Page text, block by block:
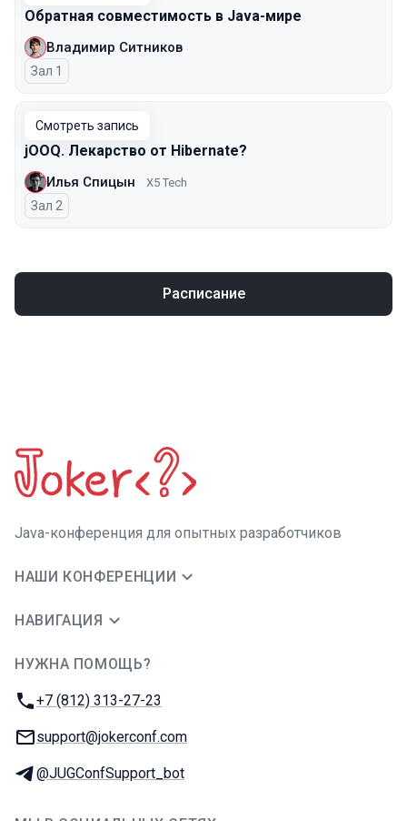
Обратная совместимость в Java-мире
Владимир Ситников
Зал 1
Смотреть запись
jOOQ. Лекарство от Hibernate?
Илья Спицын X5 Tech
Зал 2
Расписание
Java-конференция для опытных разработчиков
НАШИ КОНФЕРЕНЦИИ
НАВИГАЦИЯ
НУЖНА ПОМОЩЬ?
Телефон:
+7 (812) 313-27-23
E-mail:
support@jokerconf.com
Телеграм:
@JUGConfSupport_bot